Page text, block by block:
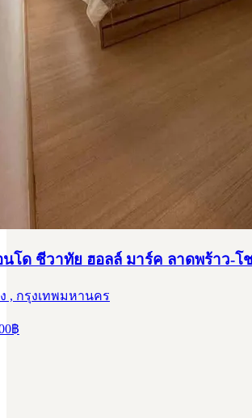
นโด ชีวาทัย ฮอลล์ มาร์ค ลาดพร้าว-โ
, กรุงเทพมหานคร
฿